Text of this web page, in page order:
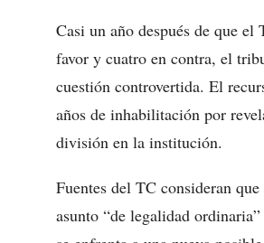
Casi un año después de que
favor y cuatro en contra, el
cuestión controvertida. El
años de inhabilitación por
división en la institución.
Fuentes del TC consideran
asunto “de legalidad